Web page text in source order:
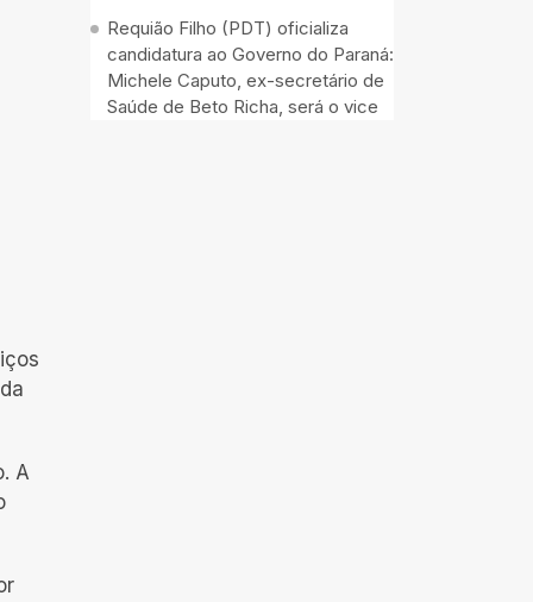
A
Requião Filho (PDT) oficializa
candidatura ao Governo do Paraná:
Michele Caputo, ex-secretário de
Saúde de Beto Richa, será o vice